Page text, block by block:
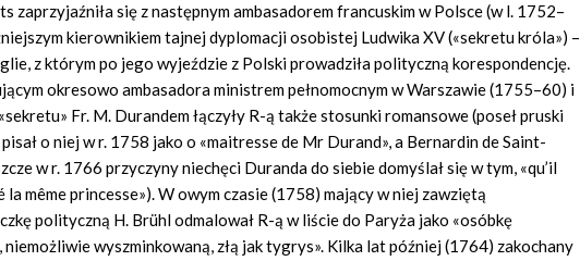
zaprzyjaźniła się z następnym ambasadorem francuskim w Polsce (w l. 1752–
kierownikiem tajnej dyplomacji osobistej Ludwika XV («sekretu króla») –
z którym po jego wyjeździe z Polski prowadziła polityczną korespondencję.
okresowo ambasadora ministrem pełnomocnym w Warszawie (1755–60) i
Fr. M. Durandem łączyły R-ą także stosunki romansowe (poseł pruski
o niej w r. 1758 jako o «maitresse de Mr Durand», a Bernardin de Saint-
w r. 1766 przyczyny niechęci Duranda do siebie domyślał się w tym, «qu’il
la même princesse»). W owym czasie (1758) mający w niej zawziętą
polityczną H. Brühl odmalował R-ą w liście do Paryża jako «osóbkę
niemożliwie wyszminkowaną, złą jak tygrys». Kilka lat później (1764) zakochany